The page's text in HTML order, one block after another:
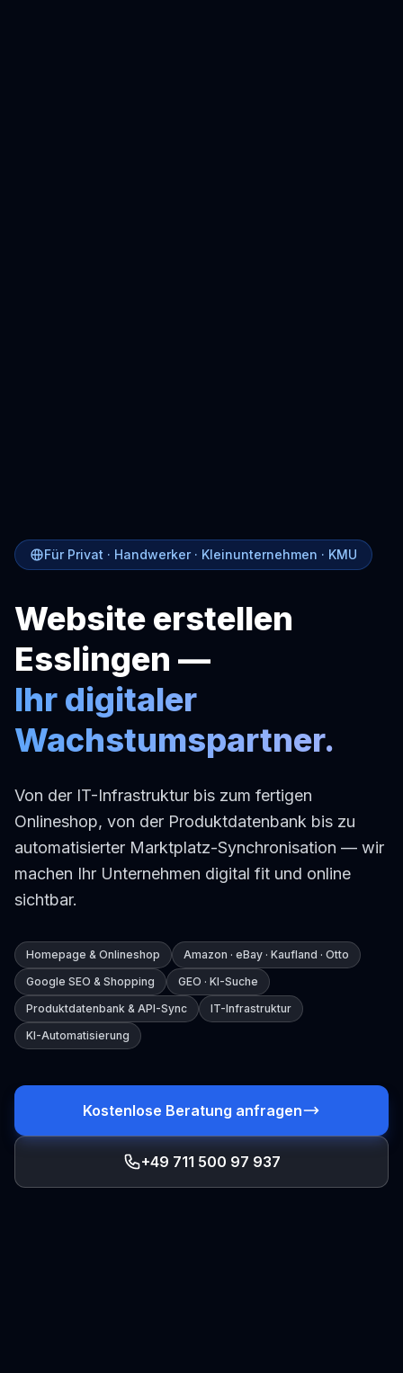
Für Privat · Handwerker · Kleinunternehmen · KMU
Website erstellen
Esslingen —
Ihr digitaler
Wachstumspartner.
Von der IT-Infrastruktur bis zum fertigen
Onlineshop, von der Produktdatenbank bis zu
automatisierter Marktplatz-Synchronisation — wir
machen Ihr Unternehmen digital fit und online
sichtbar.
Homepage & Onlineshop
Amazon · eBay · Kaufland · Otto
Google SEO & Shopping
GEO · KI-Suche
Produktdatenbank & API-Sync
IT-Infrastruktur
KI-Automatisierung
Kostenlose Beratung anfragen
+49 711 500 97 937